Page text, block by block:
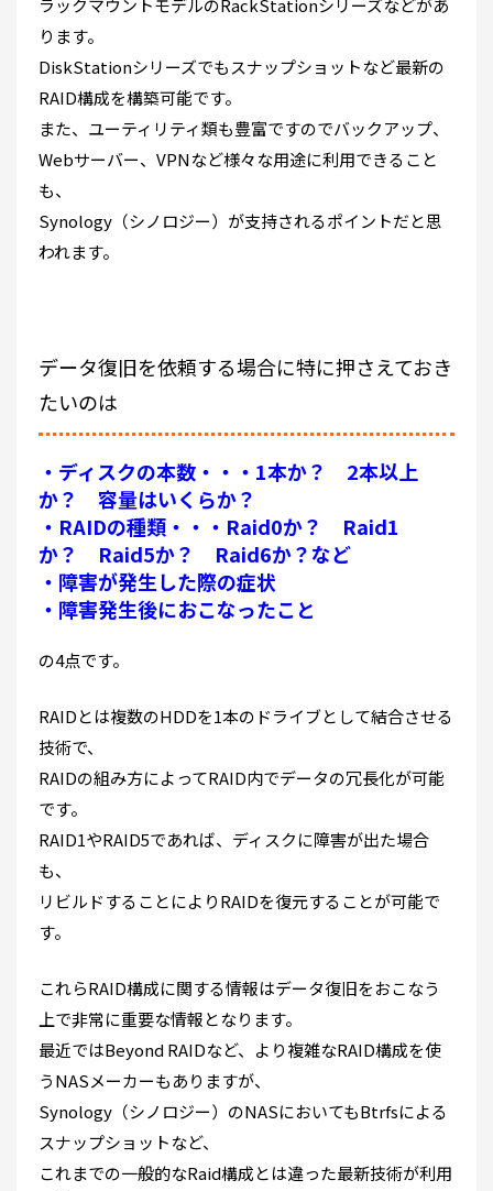
ラックマウントモデルのRackStationシリーズなどがあ
ります。
DiskStationシリーズでもスナップショットなど最新の
RAID構成を構築可能です。
また、ユーティリティ類も豊富ですのでバックアップ、
Webサーバー、VPNなど様々な用途に利用できること
も、
Synology（シノロジー）が支持されるポイントだと思
われます。
データ復旧を依頼する場合に特に押さえておき
たいのは
・ディスクの本数・・・1本か？ 2本以上
か？ 容量はいくらか？
・RAIDの種類・・・Raid0か？ Raid1
か？ Raid5か？ Raid6か？など
・障害が発生した際の症状
・障害発生後におこなったこと
の4点です。
RAIDとは複数のHDDを1本のドライブとして結合させる
技術で、
RAIDの組み方によってRAID内でデータの冗長化が可能
です。
RAID1やRAID5であれば、ディスクに障害が出た場合
も、
リビルドすることによりRAIDを復元することが可能で
す。
これらRAID構成に関する情報はデータ復旧をおこなう
上で非常に重要な情報となります。
最近ではBeyond RAIDなど、より複雑なRAID構成を使
うNASメーカーもありますが、
Synology（シノロジー）のNASにおいてもBtrfsによる
スナップショットなど、
これまでの一般的なRaid構成とは違った最新技術が利用